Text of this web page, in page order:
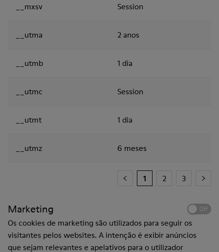
__mxsv Session
__utma 2 anos
__utmb 1 dia
__utmc Session
__utmt 1 dia
__utmz 6 meses
1 2 3
Marketing Off
Os cookies de marketing são utilizados ​​para seguir os
visitantes pelos websites. A intenção é exibir anúncios
que sejam relevantes e apelativos para o utilizador